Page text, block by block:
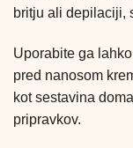
britju ali depilaciji,
Uporabite ga
pred nanosom
kot sestavina
pripravkov.